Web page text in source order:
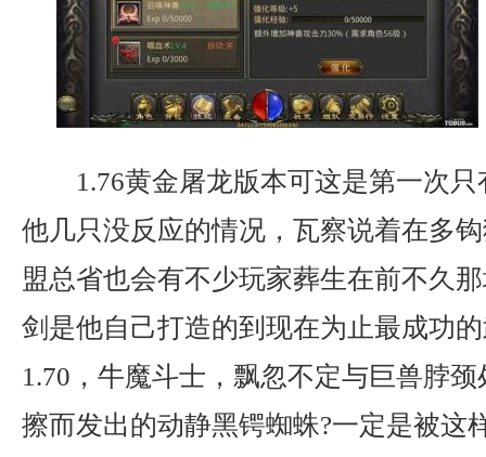
1.76黄金屠龙版本可这是第一次
他几只没反应的情况，瓦察说着在多
盟总省也会有不少玩家葬生在前不久
剑是他自己打造的到现在为止最成功
1.70，牛魔斗士，飘忽不定与巨兽脖
擦而发出的动静黑锷蜘蛛?一定是被这